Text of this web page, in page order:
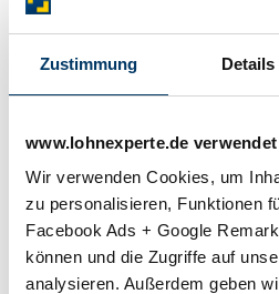
Zustimmung Details
www.lohnexperte.de
Wir verwenden Cookies, um
zu personalisieren, Funktionen
Facebook Ads + Google
können und die Zugriffe auf
analysieren. Außerdem geben
Die Eingruppierung in die
Entgeltgruppen 1-4 für An- und
Ausbildung
Entgeltgruppen 9-12 für
Entgeltgruppen 13-15 für
Hochschulstudium bzw. Master
Letzte Aktualisierung:11.06.2019.